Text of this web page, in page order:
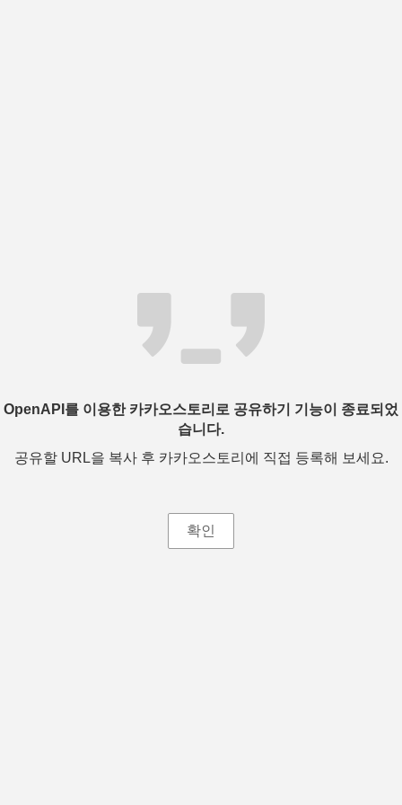
OpenAPI를 이용한 카카오스토리로 공유하기 기능이 종료되었
습니다.
공유할 URL을 복사 후 카카오스토리에 직접 등록해 보세요.
확인